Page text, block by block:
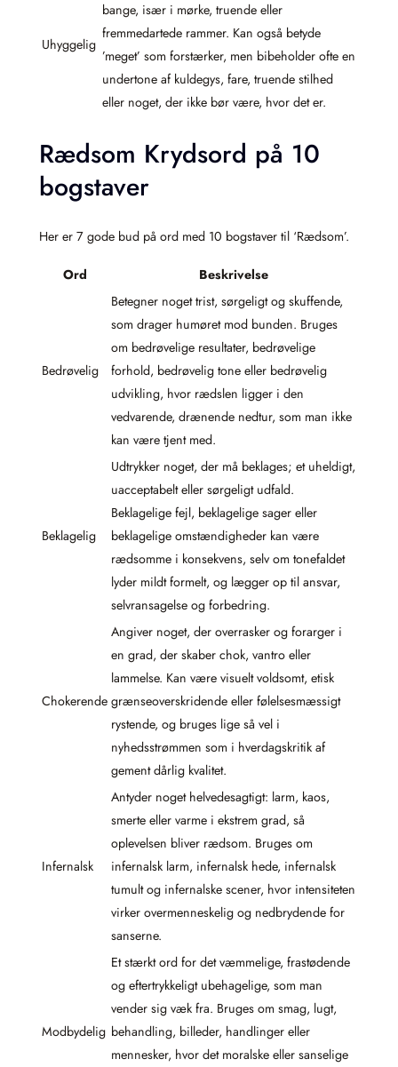
Uhyggelig
bange, især i mørke, truende eller
fremmedartede rammer. Kan også betyde
’meget’ som forstærker, men bibeholder ofte en
undertone af kuldegys, fare, truende stilhed
eller noget, der ikke bør være, hvor det er.
Rædsom Krydsord på 10
bogstaver
Her er 7 gode bud på ord med 10 bogstaver til ‘Rædsom’.
Ord Beskrivelse
Bedrøvelig
Betegner noget trist, sørgeligt og skuffende,
som drager humøret mod bunden. Bruges
om bedrøvelige resultater, bedrøvelige
forhold, bedrøvelig tone eller bedrøvelig
udvikling, hvor rædslen ligger i den
vedvarende, drænende nedtur, som man ikke
kan være tjent med.
Beklagelig
Udtrykker noget, der må beklages; et uheldigt,
uacceptabelt eller sørgeligt udfald.
Beklagelige fejl, beklagelige sager eller
beklagelige omstændigheder kan være
rædsomme i konsekvens, selv om tonefaldet
lyder mildt formelt, og lægger op til ansvar,
selvransagelse og forbedring.
Chokerende
Angiver noget, der overrasker og forarger i
en grad, der skaber chok, vantro eller
lammelse. Kan være visuelt voldsomt, etisk
grænseoverskridende eller følelsesmæssigt
rystende, og bruges lige så vel i
nyhedsstrømmen som i hverdagskritik af
gement dårlig kvalitet.
Infernalsk
Antyder noget helvedesagtigt: larm, kaos,
smerte eller varme i ekstrem grad, så
oplevelsen bliver rædsom. Bruges om
infernalsk larm, infernalsk hede, infernalsk
tumult og infernalske scener, hvor intensiteten
virker overmenneskelig og nedbrydende for
sanserne.
Modbydelig
Et stærkt ord for det væmmelige, frastødende
og eftertrykkeligt ubehagelige, som man
vender sig væk fra. Bruges om smag, lugt,
behandling, billeder, handlinger eller
mennesker, hvor det moralske eller sanselige